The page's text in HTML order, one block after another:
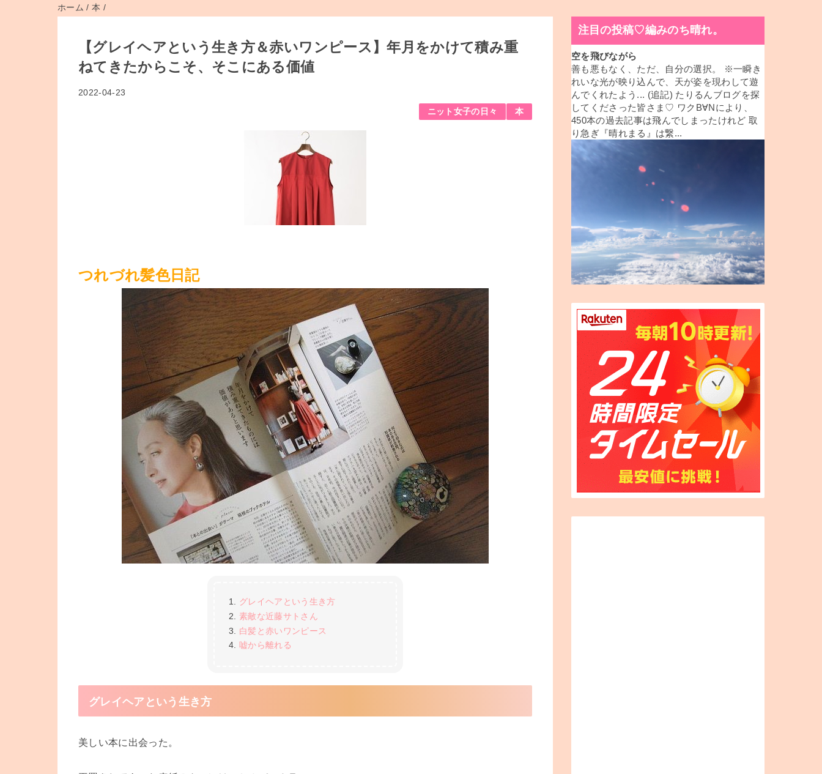
ホーム /本 /
【グレイヘアという生き方＆赤いワンピース】年月をかけて積み重
ねてきたからこそ、そこにある価値
2022-04-23
ニット女子の日々 本
つれづれ髪色日記
グレイヘアという生き方
素敵な近藤サトさん
白髪と赤いワンピース
嘘から離れる
グレイヘアという生き方
美しい本に出会った。
注目の投稿♡編みのち晴れ。
空を飛びながら
善も悪もなく、ただ、自分の選択。 ※一瞬き
れいな光が映り込んで、天が姿を現わして遊
んでくれたよう... (追記) たりるんブログを探
してくださった皆さま♡ ワクB∀Nにより、
450本の過去記事は飛んでしまったけれど 取
り急ぎ『晴れまる』は繋...